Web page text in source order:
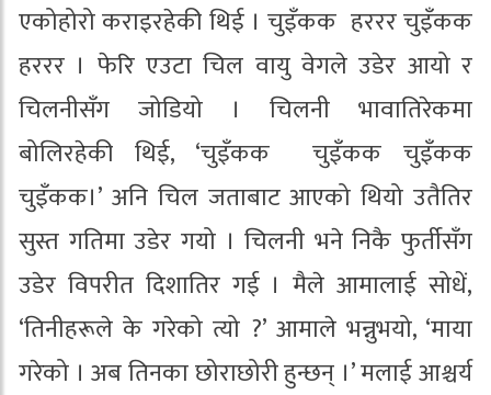
एकोहोरो कराइरहेकी थिई । चुइँकक हररर चुइँकक
हररर । फेरि एउटा चिल वायु वेगले उडेर आयो र
चिलनीसँग जोडियो । चिलनी भावातिरेकमा
बोलिरहेकी थिई, ‘चुइँकक चुइँकक चुइँकक
चुइँकक।’ अनि चिल जताबाट आएको थियो उतैतिर
सुस्त गतिमा उडेर गयो । चिलनी भने निकै फुर्तीसँग
उडेर विपरीत दिशातिर गई । मैले आमालाई सोधें,
‘तिनीहरूले के गरेको त्यो ?’ आमाले भन्नुभयो, ‘माया
गरेको । अब तिनका छोराछोरी हुन्छन् ।’ मलाई आश्चर्य